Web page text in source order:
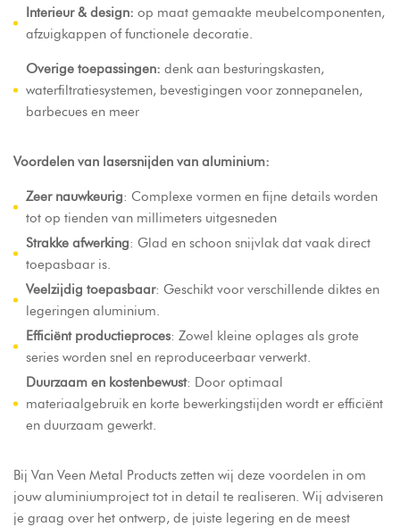
Interieur & design: op maat gemaakte meubelcomponenten,
afzuigkappen of functionele decoratie.
Overige toepassingen: denk aan besturingskasten,
waterfiltratiesystemen, bevestigingen voor zonnepanelen,
barbecues en meer
Voordelen van lasersnijden van aluminium:
Zeer nauwkeurig: Complexe vormen en fijne details worden
tot op tienden van millimeters uitgesneden
Strakke afwerking: Glad en schoon snijvlak dat vaak direct
toepasbaar is.
Veelzijdig toepasbaar: Geschikt voor verschillende diktes en
legeringen aluminium.
Efficiënt productieproces: Zowel kleine oplages als grote
series worden snel en reproduceerbaar verwerkt.
Duurzaam en kostenbewust: Door optimaal
materiaalgebruik en korte bewerkingstijden wordt er efficiënt
en duurzaam gewerkt.
Bij Van Veen Metal Products zetten wij deze voordelen in om
jouw aluminiumproject tot in detail te realiseren. Wij adviseren
je graag over het ontwerp, de juiste legering en de meest